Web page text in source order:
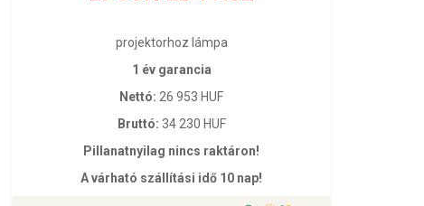
projektorhoz lámpa
1 év garancia
Nettó: 26 953 HUF
Bruttó: 34 230 HUF
Pillanatnyilag nincs raktáron!
A várható szállítási idő 10 nap!